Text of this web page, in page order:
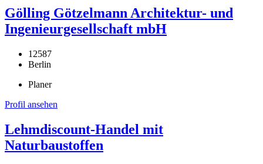
Gölling Götzelmann Architektur- und
Ingenieurgesellschaft mbH
12587
Berlin
Planer
Profil ansehen
Lehmdiscount-Handel mit
Naturbaustoffen